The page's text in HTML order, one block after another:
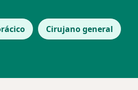
Cirujano general